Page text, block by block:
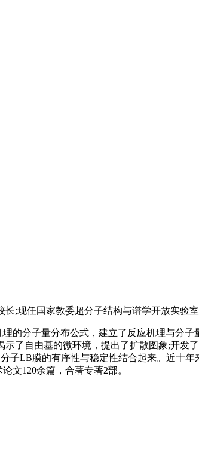
长;现任国家教委超分子结构与谱学开放实验室
分子量分布公式，建立了反应机理与分子
了自由基的微环境，提出了扩散图象;开发
子LB膜的有序性与稳定性结合起来。近十年
文120余篇，合著专著2部。